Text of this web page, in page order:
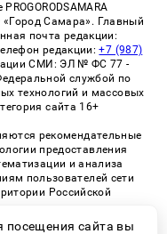
Самара». Главный
почта редакции:
редакции:+7 (987)
СМИ: ЭЛ № ФС 77 -
службой по
технологий и массовых
сайта 16+
рекомендательные
предоставления
и анализа
пользователей сети
Российской
рекомендательных
сети
«СМИ2» (PDF)
посещения сайта вы